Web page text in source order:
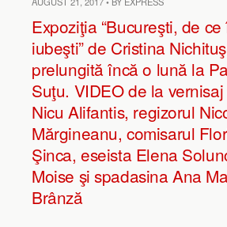
Expoziţia “Bucureşti, de ce
iubeşti” de Cristina
prelungită încă o lună la
Suţu. VIDEO de la vernisaj
Nicu Alifantis, regizorul
Mărgineanu, comisarul
Şinca, eseista Elena
Moise şi spadasina Ana
Brânză